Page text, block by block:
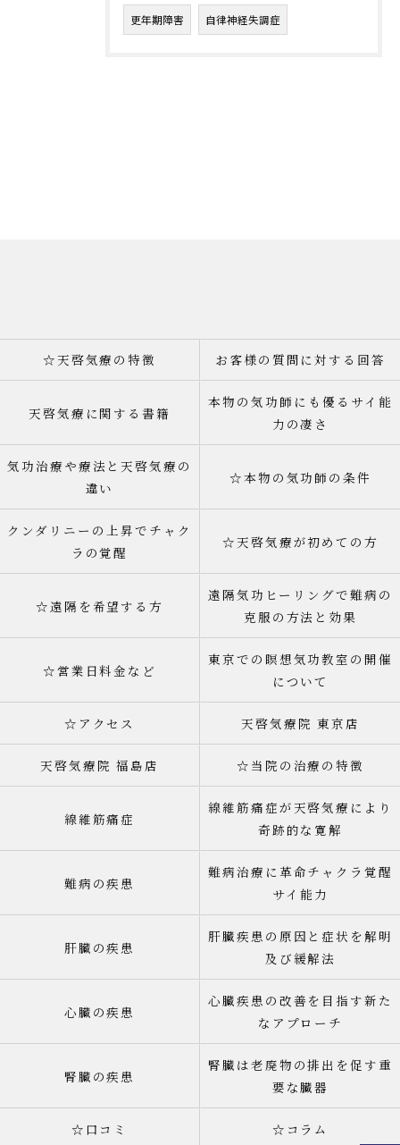
更年期障害 自律神経失調症
☆天啓気療の特徴 お客様の質問に対する回答
天啓気療に関する書籍
本物の気功師にも優るサイ能
力の凄さ
気功治療や療法と天啓気療の
違い
☆本物の気功師の条件
クンダリニーの上昇でチャク
ラの覚醒
☆天啓気療が初めての方
☆遠隔を希望する方
遠隔気功ヒーリングで難病の
克服の方法と効果
☆営業日料金など
東京での瞑想気功教室の開催
について
☆アクセス 天啓気療院 東京店
天啓気療院 福島店 ☆当院の治療の特徴
線維筋痛症
線維筋痛症が天啓気療により
奇跡的な寛解
難病の疾患
難病治療に革命チャクラ覚醒
サイ能力
肝臓の疾患
肝臓疾患の原因と症状を解明
及び緩解法
心臓の疾患
心臓疾患の改善を目指す新た
なアプローチ
腎臓の疾患
腎臓は老廃物の排出を促す重
要な臓器
☆口コミ ☆コラム